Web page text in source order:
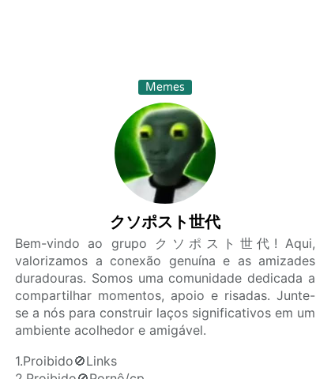
Memes
クソポスト世代
Bem-vindo ao grupo クソポスト世代! Aqui,
valorizamos a conexão genuína e as amizades
duradouras. Somos uma comunidade dedicada a
compartilhar momentos, apoio e risadas. Junte-
se a nós para construir laços significativos em um
ambiente acolhedor e amigável.
1.Proibido🚫Links